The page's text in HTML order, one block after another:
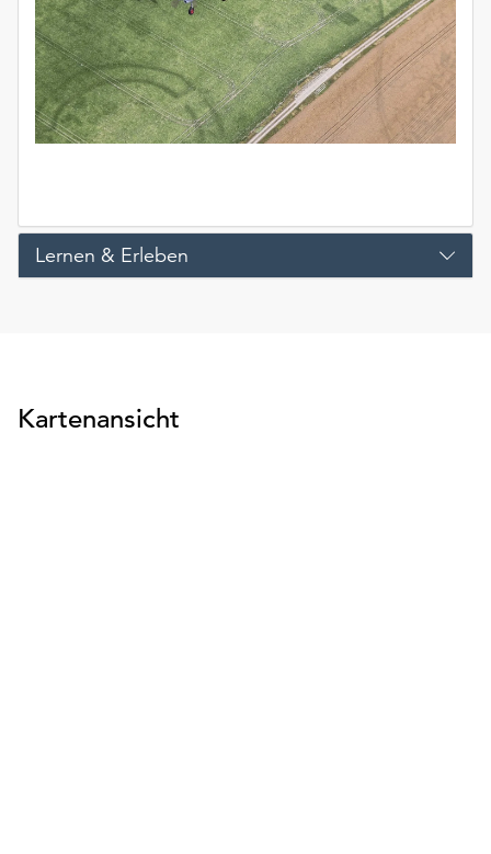
Lernen & Erleben
Kartenansicht